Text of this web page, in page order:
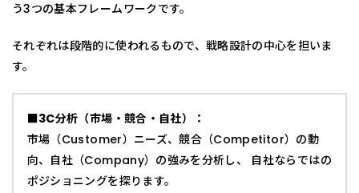
う3つの基本フレームワークです。
それぞれは段階的に使われるもので、戦略設計の中心を担いま
す。
■3C分析（市場・競合・自社）：
市場（Customer）ニーズ、競合（Competitor）の動
向、自社（Company）の強みを分析し、 自社ならではの
ポジショニングを探ります。